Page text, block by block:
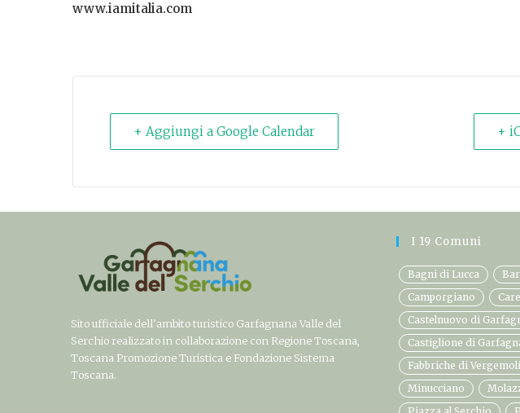
www.iamitalia.com
+ Aggiungi a Google Calendar +
Sito ufficiale dell’ambito turistico Garfagnana Valle del
Serchio realizzato in collaborazione con Regione Toscana,
Toscana Promozione Turistica e Fondazione Sistema
Toscana.
I 19 Comuni
Bagni di Lucca
Camporgiano
Castelnuovo di
Castiglione di
Fabbriche di Vergemoli
Minucciano